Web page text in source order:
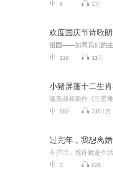
6 2万
欢度国庆节诗歌
116 11万
550 315.1万
过完年，我想离婚
3 628